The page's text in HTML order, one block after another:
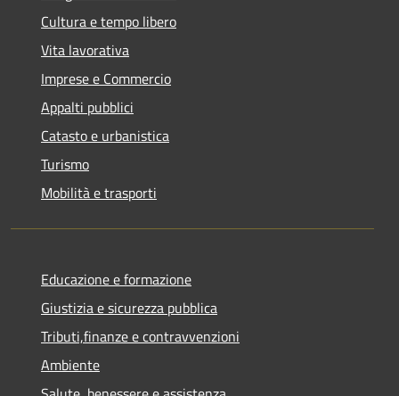
Cultura e tempo libero
Vita lavorativa
Imprese e Commercio
Appalti pubblici
Catasto e urbanistica
Turismo
Mobilità e trasporti
Educazione e formazione
Giustizia e sicurezza pubblica
Tributi,finanze e contravvenzioni
Ambiente